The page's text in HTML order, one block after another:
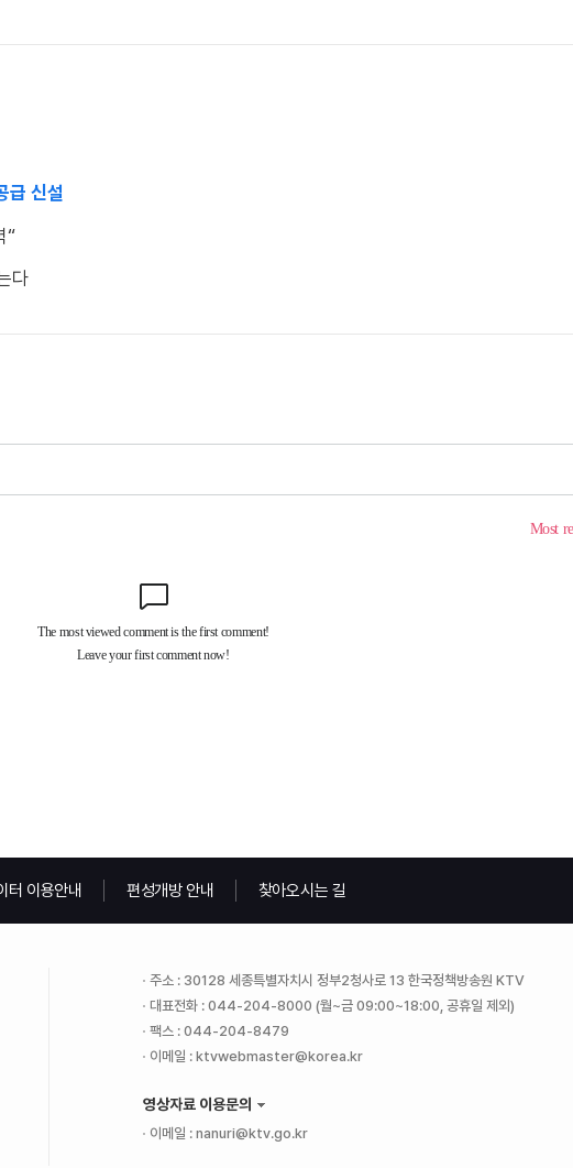
급 신설
“
다
터 이용안내 편성개방 안내 찾아오시는 길
주소 : 30128 세종특별자치시 정부2청사로 13 한국정책방송원 KTV
대표전화 : 044-204-8000 (월~금 09:00~18:00, 공휴일 제외)
팩스 : 044-204-8479
이메일 : ktvwebmaster@korea.kr
영상자료 이용문의
이메일 : nanuri@ktv.go.kr